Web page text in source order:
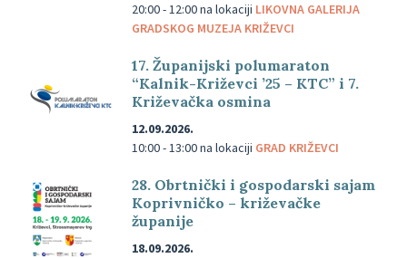
20:00 - 12:00na lokaciji LIKOVNA GALERIJA
GRADSKOG MUZEJA KRIŽEVCI
17. Županijski polumaraton
“Kalnik-Križevci ’25 – KTC” i 7.
Križevačka osmina
12.09.2026.
10:00 - 13:00na lokaciji GRAD KRIŽEVCI
28. Obrtnički i gospodarski sajam
Koprivničko – križevačke
županije
18.09.2026.